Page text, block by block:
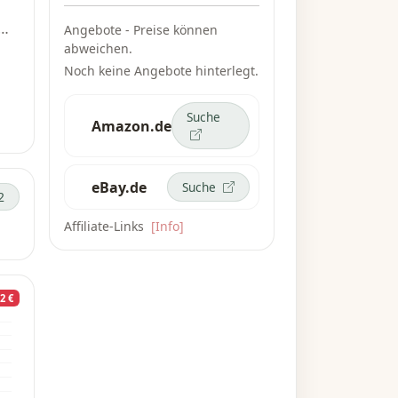
€
Angebote - Preise können
abweichen.
Noch keine Angebote hinterlegt.
Amazon.de Suche
eBay.de Suche
Affiliate-Links [Info]